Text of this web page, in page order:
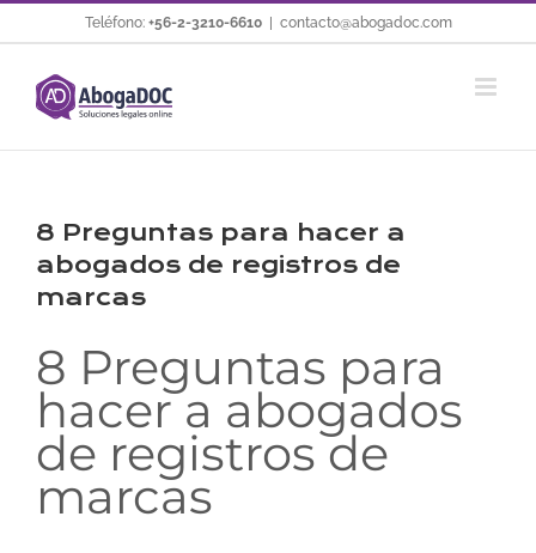
al
contenido
Teléfono: +56-2-3210-6610 contacto@abogadoc.com
8 Preguntas para hacer a
abogados de registros de
marcas
8 Preguntas para
hacer a abogados
de registros de
marcas